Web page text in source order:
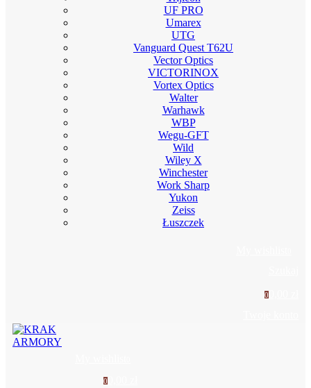
UF PRO
Umarex
UTG
Vanguard Quest T62U
Vector Optics
VICTORINOX
Vortex Optics
Walter
Warhawk
WBP
Wegu-GFT
Wild
Wiley X
Winchester
Work Sharp
Yukon
Zeiss
Łuszczek
0
00,00 zł